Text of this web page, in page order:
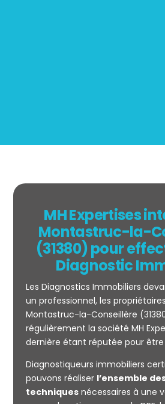
Mesurage
CARREZ
MH Expertises
Montastruc-la-
(31380) pour
Diagnostic
Les Diagnostics Immobiliers
un professionnel, les
Montastruc-la-Conseillère
régulièrement la société MH
dernière étant réputée pour
Diagnostiqueurs immobiliers
pouvons réaliser l’ensemble
techniquesnécessaires à une